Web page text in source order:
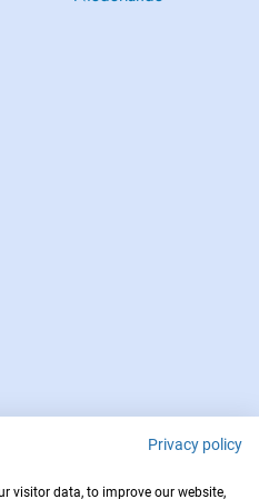
Privacy policy
visitor data, to improve our website,